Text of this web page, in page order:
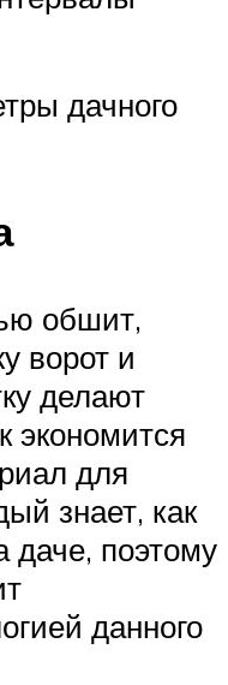
дачного
обшит,
ворот и
делают
экономится
для
знает, как
даче, поэтому
данного